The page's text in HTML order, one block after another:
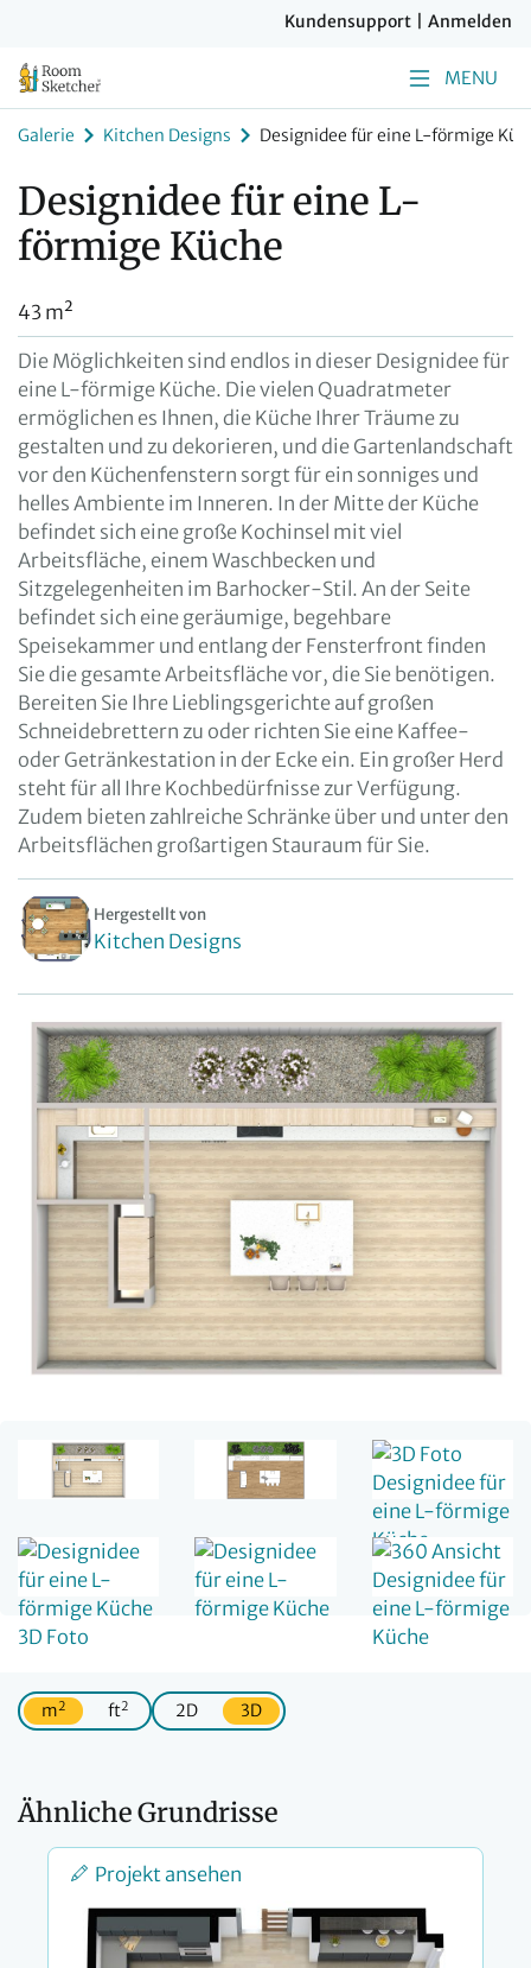
Kundensupport Anmelden
MENU
Galerie Kitchen Designs Designidee für eine L-förmige
Designidee für eine L-
förmige Küche
43 m²
Die Möglichkeiten sind endlos in dieser Designidee für
eine L-förmige Küche. Die vielen Quadratmeter
ermöglichen es Ihnen, die Küche Ihrer Träume zu
gestalten und zu dekorieren, und die Gartenlandschaft
vor den Küchenfenstern sorgt für ein sonniges und
helles Ambiente im Inneren. In der Mitte der Küche
befindet sich eine große Kochinsel mit viel
Arbeitsfläche, einem Waschbecken und
Sitzgelegenheiten im Barhocker-Stil. An der Seite
befindet sich eine geräumige, begehbare
Speisekammer und entlang der Fensterfront finden
Sie die gesamte Arbeitsfläche vor, die Sie benötigen.
Bereiten Sie Ihre Lieblingsgerichte auf großen
Schneidebrettern zu oder richten Sie eine Kaffee-
oder Getränkestation in der Ecke ein. Ein großer Herd
steht für all Ihre Kochbedürfnisse zur Verfügung.
Zudem bieten zahlreiche Schränke über und unter den
Arbeitsflächen großartigen Stauraum für Sie.
Hergestellt von
Kitchen Designs
m2 ft2 2D 3D
Ähnliche Grundrisse
Projekt ansehen